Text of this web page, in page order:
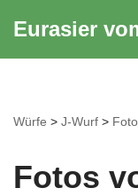
Eurasier
Würfe > J-Wurf >
Fotos